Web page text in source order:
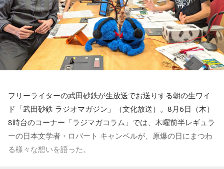
ことですし、その『Moment of Silence』は実は『Moment
of Prayer』、祈りの瞬間と
いうところから発展しているということがあります。
1940年にナチス・ドイツによるロンドンへの大規模攻撃・ブ
リッツクリークが
運動が始まったわけですね。夜9時に必ず1分間、全ての国民
が平和を、勝利を、そして亡くなった人たちのその慰霊とい
うことを考えるということがずっと戦時中続いていたわけで
今もウクライナで、私は先月、現地で毎日体験しましたけれ
フリーライターの武田砂鉄が生放送でお送りする朝の生ワイ
ド「武田砂鉄 ラジオマガジン」（文化放送）。8月6日（木）
8時台のコーナー「ラジマガコラム」では、木曜前半レギュラ
ーの日本文学者・ロバート キャンベルが、原爆の日にまつわ
る様々な想いを語った。